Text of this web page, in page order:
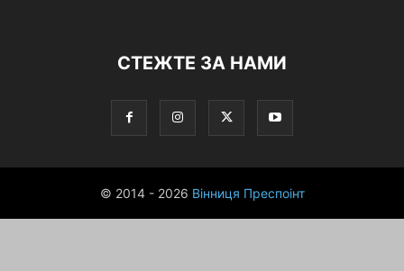
СТЕЖТЕ ЗА НАМИ
© 2014 - 2026 Вінниця Преспоінт